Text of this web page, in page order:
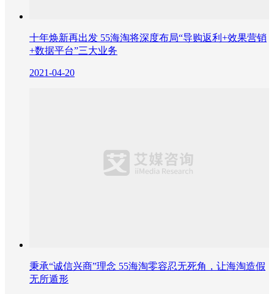
十年焕新再出发 55海淘将深度布局“导购返利+效果营销
+数据平台”三大业务
2021-04-20
秉承“诚信兴商”理念 55海淘零容忍无死角，让海淘造假
无所遁形